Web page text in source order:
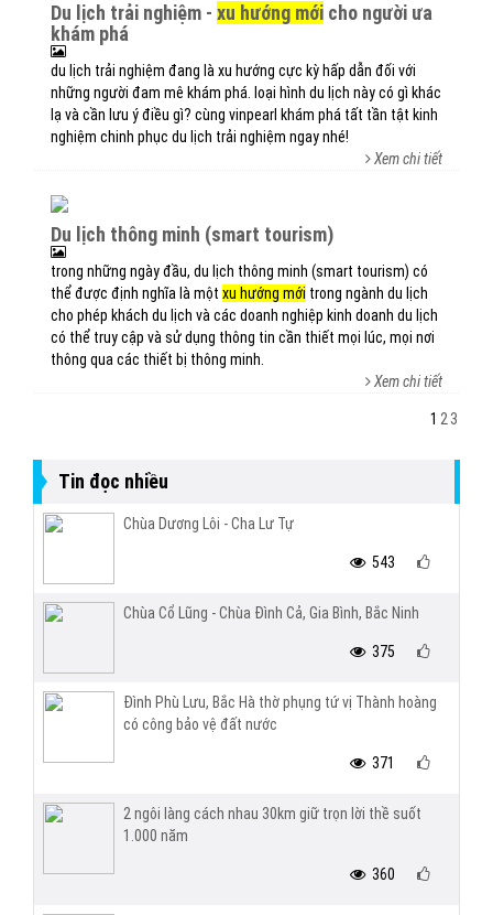
du lịch trải nghiệm - xu hướng mới cho người ưa
khám phá
du lịch trải nghiệm đang là xu hướng cực kỳ hấp dẫn đối với
những người đam mê khám phá. loại hình du lịch này có gì khác
lạ và cần lưu ý điều gì? cùng vinpearl khám phá tất tần tật kinh
nghiệm chinh phục du lịch trải nghiệm ngay nhé!
Xem chi tiết
du lịch thông minh (smart tourism)
trong những ngày đầu, du lịch thông minh (smart tourism) có
thể được định nghĩa là một xu hướng mới trong ngành du lịch
cho phép khách du lịch và các doanh nghiệp kinh doanh du lịch
có thể truy cập và sử dụng thông tin cần thiết mọi lúc, mọi nơi
thông qua các thiết bị thông minh.
Xem chi tiết
1 2 3
Tin đọc nhiều
Chùa Dương Lôi - Cha Lư Tự
543
Chùa Cổ Lũng - Chùa Đình Cả, Gia Bình, Bắc Ninh
375
Đình Phù Lưu, Bắc Hà thờ phụng tứ vị Thành hoàng
có công bảo vệ đất nước
371
2 ngôi làng cách nhau 30km giữ trọn lời thề suốt
1.000 năm
360